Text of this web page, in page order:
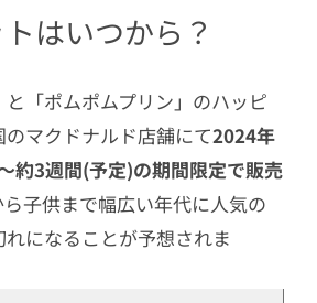
はいつから？
と「ポムポムプリン」のハッピ
マクドナルド店舗にて2024年
約3週間(予定)の期間限定で販売
子供まで幅広い年代に人気の
になることが予想されま